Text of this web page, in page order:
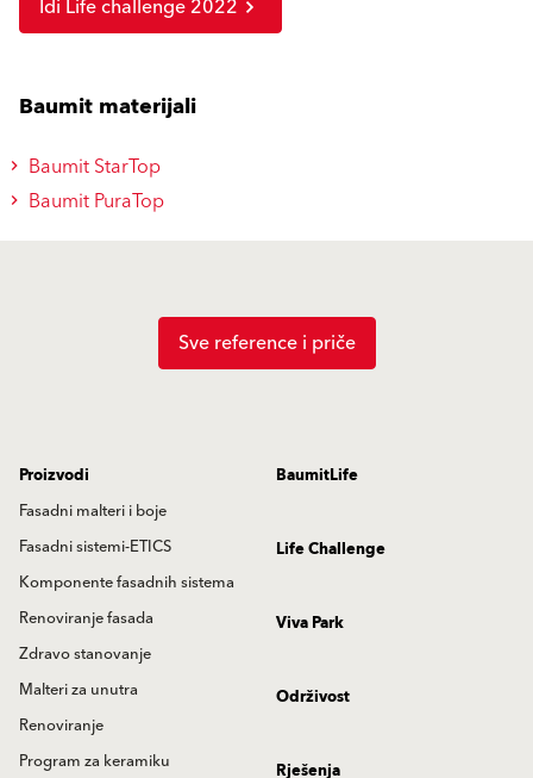
Idi Life challenge 2022
Baumit materijali
Baumit StarTop
Baumit PuraTop
Sve reference i priče
Proizvodi
Fasadni malteri i boje
Fasadni sistemi-ETICS
Komponente fasadnih sistema
Renoviranje fasada
Zdravo stanovanje
Malteri za unutra
Renoviranje
Program za keramiku
BaumitLife
Life Challenge
Viva Park
Održivost
Rješenja